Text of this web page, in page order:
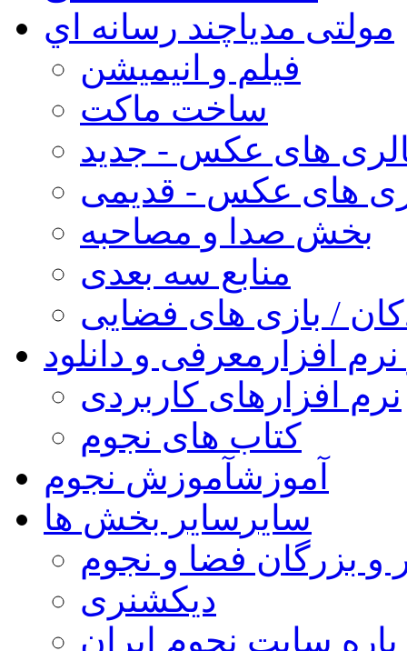
مولتی مدیاچند رسانه اي
فیلم و انیمیشن
ساخت ماکت
های عکس - جدید
های عکس - قدیمی
بخش صدا و مصاحبه
منابع سه بعدی
/ بازی های فضایی
افزار معرفی و دانلود
نرم افزارهای کاربردی
کتاب های نجوم
آموزشآموزش نجوم
سایر سایر بخش ها
و بزرگان فضا و نجوم
دیکشنری
سایت نجوم ایران